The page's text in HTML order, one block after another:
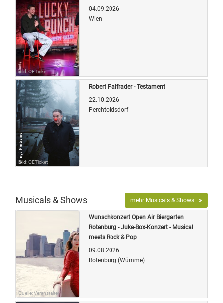
Bild: OETicket
04.09.2026
Wien
Bild: OETicket
Robert Palfrader - Testament
22.10.2026
Perchtoldsdorf
Musicals & Shows mehr Musicals & Shows
Quelle: Veranstalter
Wunschkonzert Open Air Biergarten
Rotenburg - Juke-Box-Konzert - Musical
meets Rock & Pop
09.08.2026
Rotenburg (Wümme)